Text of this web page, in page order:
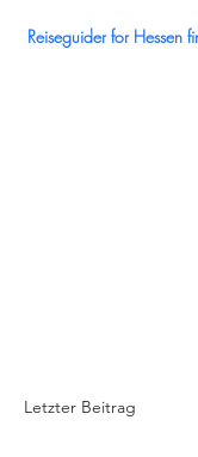
Reiseguider for Hessen
Letzter Beitrag